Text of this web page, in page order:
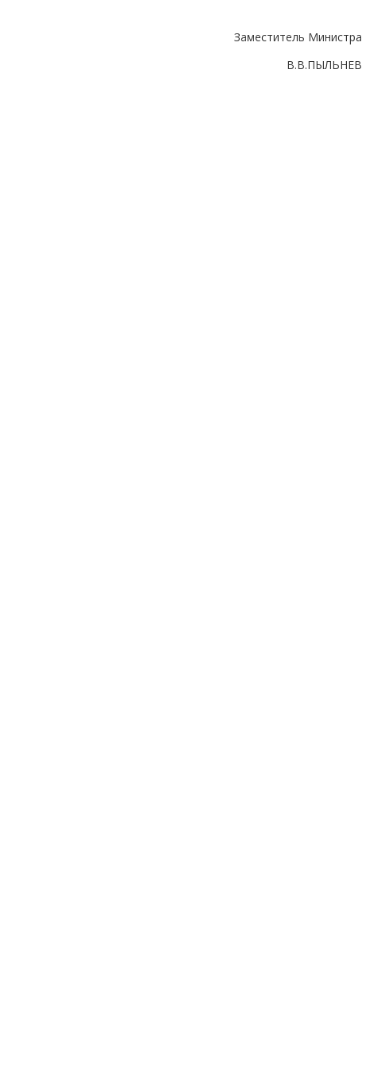
Заместитель Министра
В.В.ПЫЛЬНЕВ